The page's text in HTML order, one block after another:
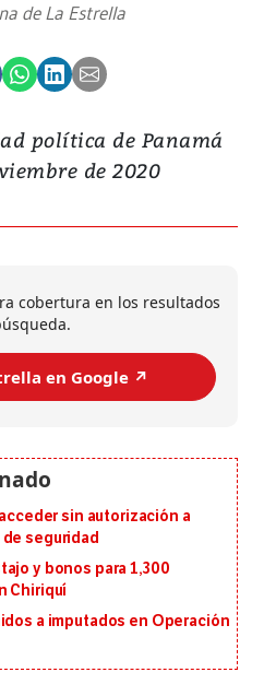
de La Estrella
política de Panamá
de 2020
cobertura en los resultados
en Google ↗️
sin autorización a
seguridad
y bonos para 1,300
Chiriquí
a imputados en Operación